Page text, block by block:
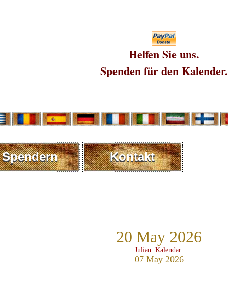
Helfen Sie uns.
Spenden für den Kalender.
Spendern Kontakt
20 May 2026
Julian. Kalendar:
07 May 2026